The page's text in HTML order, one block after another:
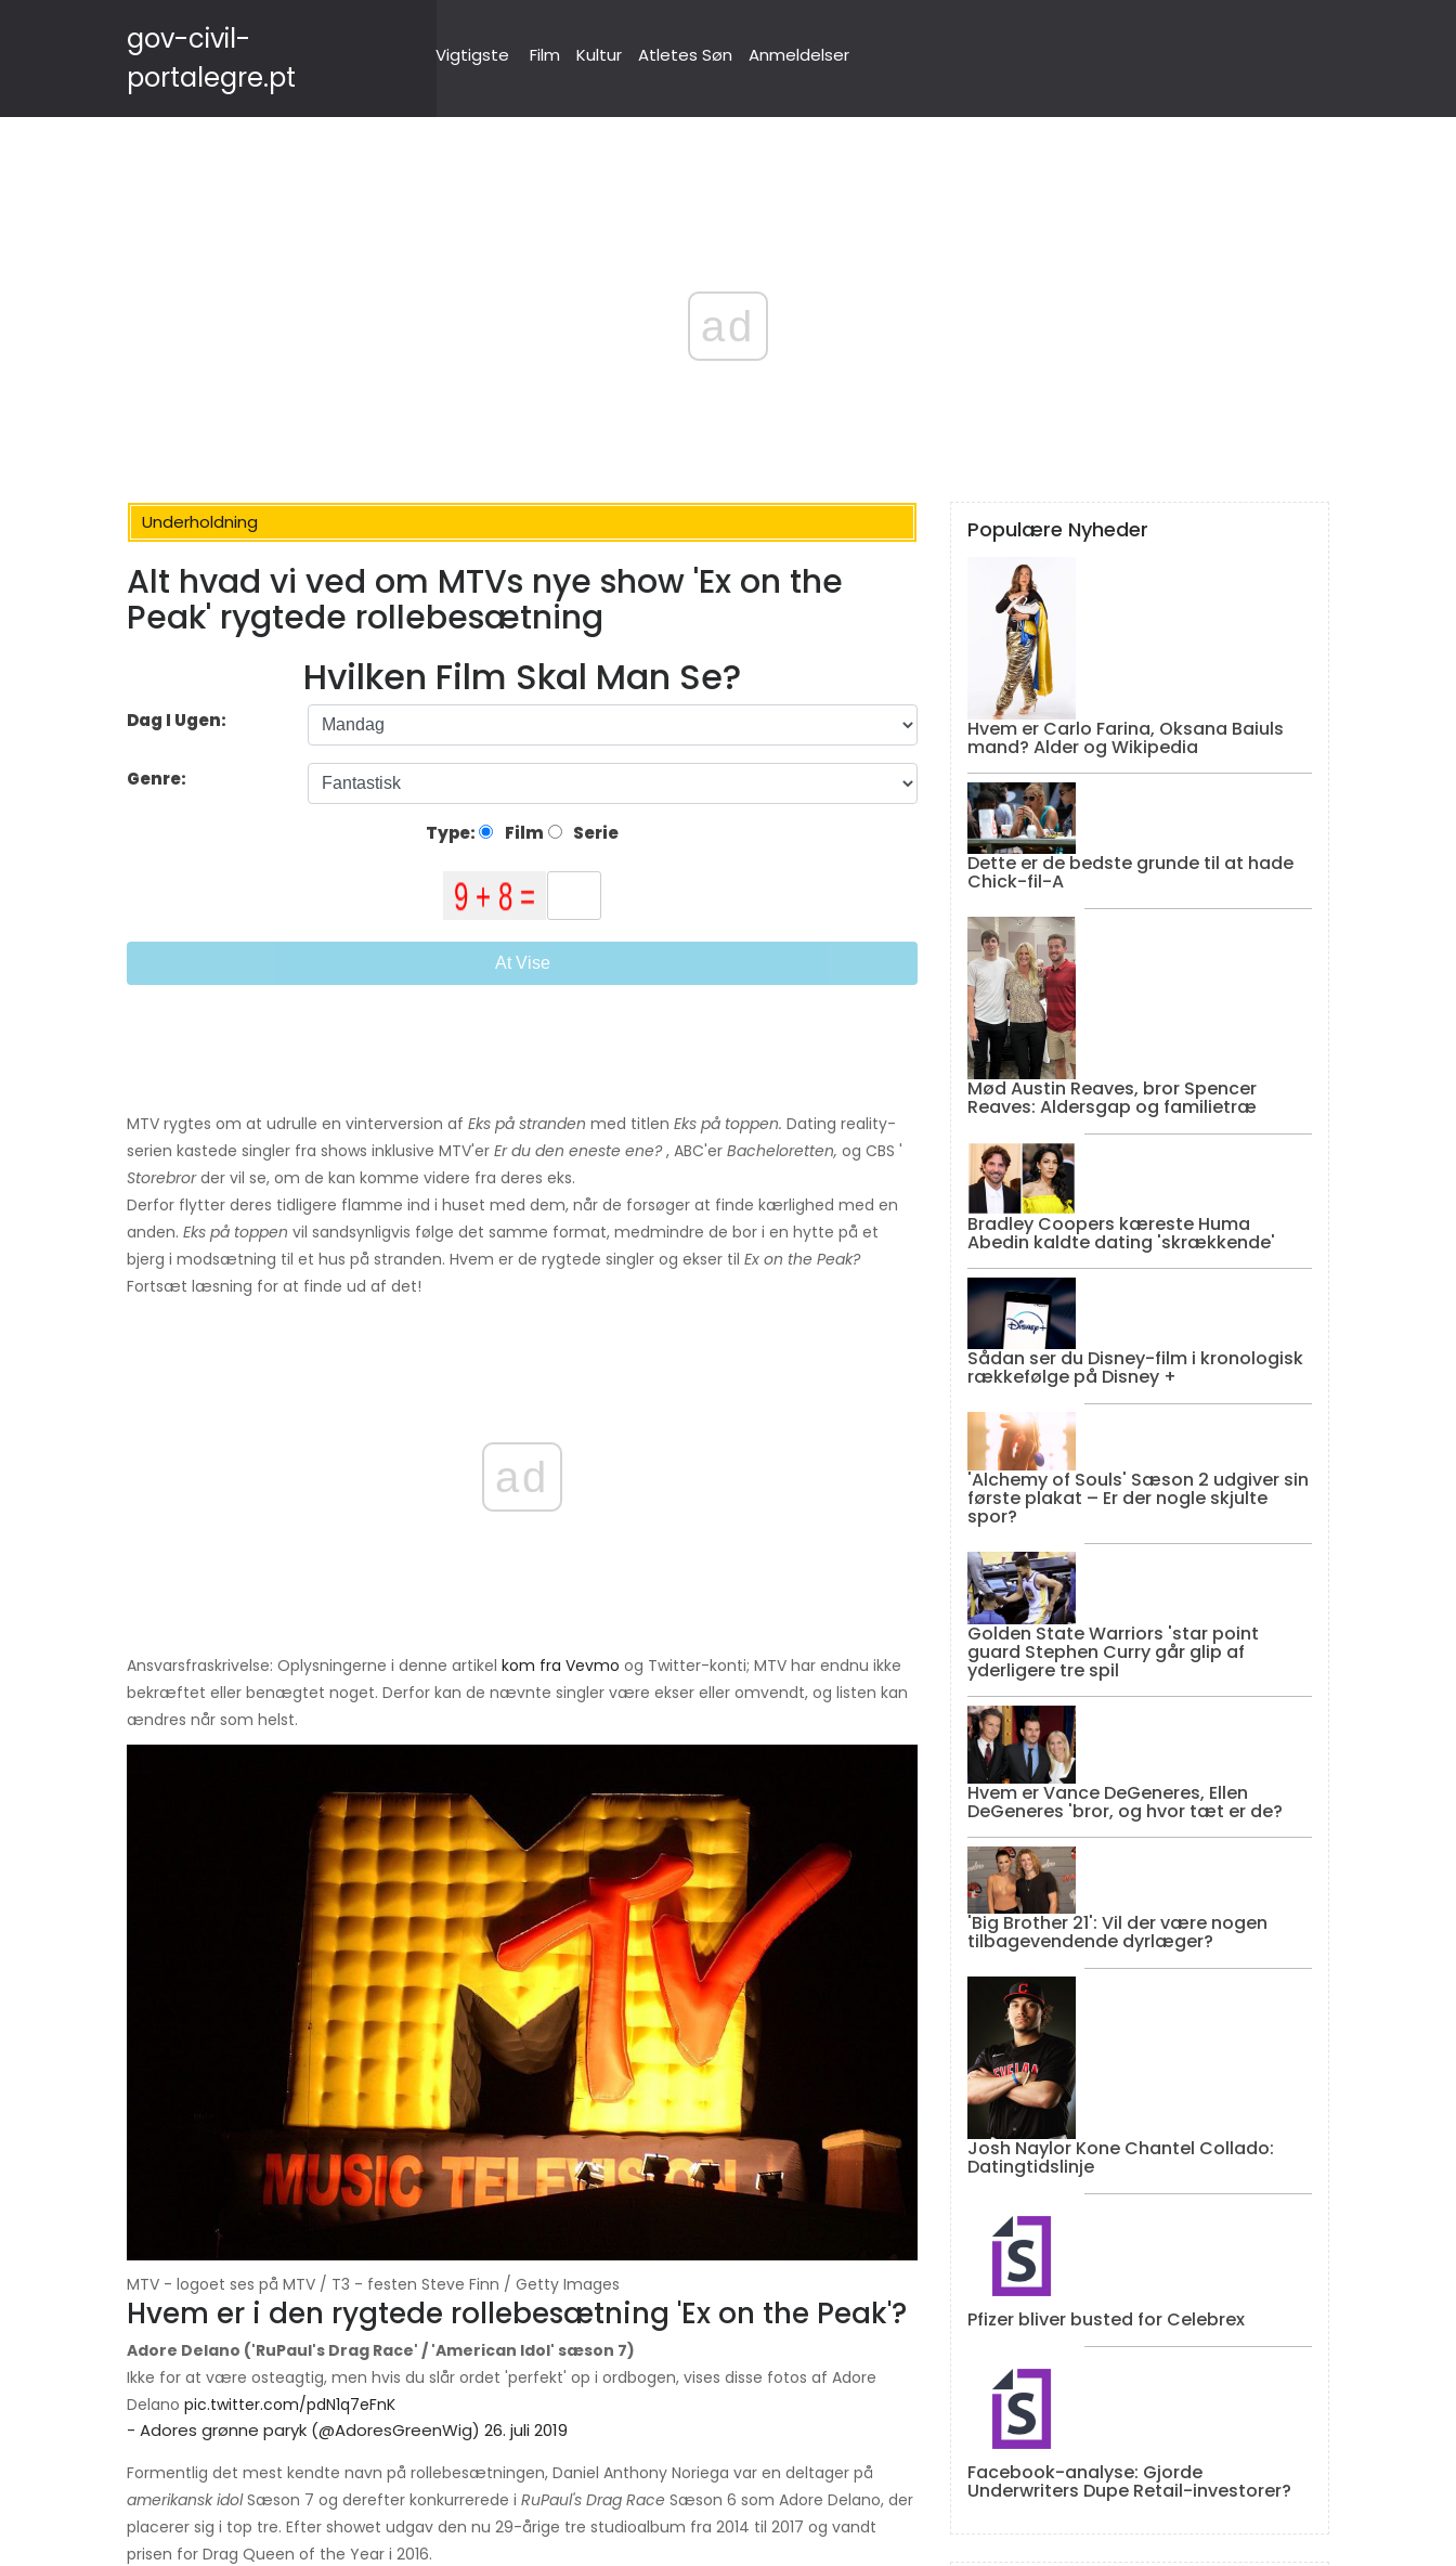
gov-civil-
portalegre.pt
Vigtigste Film Kultur Atletes Søn Anmeldelser
ad
Underholdning
Alt hvad vi ved om MTVs nye show 'Ex on the
Peak' rygtede rollebesætning
Hvilken Film Skal Man Se?
Dag I Ugen:
Genre:
Type: Film Serie
At Vise
MTV rygtes om at udrulle en vinterversion af Eks på stranden med titlen Eks på toppen. Dating reality-
serien kastede singler fra shows inklusive MTV'er Er du den eneste ene?, ABC'er Bacheloretten, og CBS '
Storebrorder vil se, om de kan komme videre fra deres eks.
Derfor flytter deres tidligere flamme ind i huset med dem, når de forsøger at finde kærlighed med en
anden. Eks på toppen vil sandsynligvis følge det samme format, medmindre de bor i en hytte på et
bjerg i modsætning til et hus på stranden. Hvem er de rygtede singler og ekser til Ex on the Peak?
Fortsæt læsning for at finde ud af det!
ad
Ansvarsfraskrivelse: Oplysningerne i denne artikel kom fra Vevmo og Twitter-konti; MTV har endnu ikke
bekræftet eller benægtet noget. Derfor kan de nævnte singler være ekser eller omvendt, og listen kan
ændres når som helst.
MTV - logoet ses på MTV / T3 - festen Steve Finn / Getty Images
Hvem er i den rygtede rollebesætning 'Ex on the Peak'?
Adore Delano ('RuPaul's Drag Race' / 'American Idol' sæson 7)
Ikke for at være osteagtig, men hvis du slår ordet 'perfekt' op i ordbogen, vises disse fotos af Adore
Delano pic.twitter.com/pdN1q7eFnK
- Adores grønne paryk (@AdoresGreenWig) 26. juli 2019
Formentlig det mest kendte navn på rollebesætningen, Daniel Anthony Noriega var en deltager på
amerikansk idolSæson 7 og derefter konkurrerede i RuPaul's Drag Race Sæson 6 som Adore Delano, der
placerer sig i top tre. Efter showet udgav den nu 29-årige tre studioalbum fra 2014 til 2017 og vandt
prisen for Drag Queen of the Year i 2016.
Populære Nyheder
Hvem er Carlo Farina, Oksana Baiuls
mand? Alder og Wikipedia
Dette er de bedste grunde til at hade
Chick-fil-A
Mød Austin Reaves, bror Spencer
Reaves: Aldersgap og familietræ
Bradley Coopers kæreste Huma
Abedin kaldte dating 'skrækkende'
Sådan ser du Disney-film i kronologisk
rækkefølge på Disney +
'Alchemy of Souls' Sæson 2 udgiver sin
første plakat – Er der nogle skjulte
spor?
Golden State Warriors 'star point
guard Stephen Curry går glip af
yderligere tre spil
Hvem er Vance DeGeneres, Ellen
DeGeneres 'bror, og hvor tæt er de?
'Big Brother 21': Vil der være nogen
tilbagevendende dyrlæger?
Josh Naylor Kone Chantel Collado:
Datingtidslinje
Pfizer bliver busted for Celebrex
Facebook-analyse: Gjorde
Underwriters Dupe Retail-investorer?